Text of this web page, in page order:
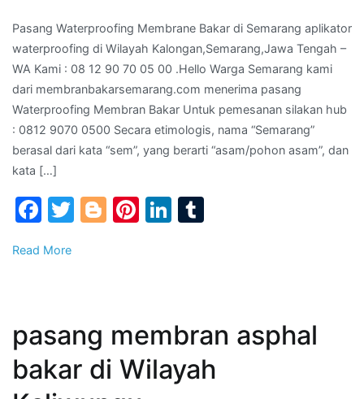
di
WA
Pasang Waterproofing Membrane Bakar di Semarang aplikator
waterproofing di Wilayah Kalongan,Semarang,Jawa Tengah –
WA Kami : 08 12 90 70 05 00 .Hello Warga Semarang kami
dari membranbakarsemarang.com menerima pasang
Waterproofing Membran Bakar Untuk pemesanan silakan hub
: 0812 9070 0500 Secara etimologis, nama “Semarang”
berasal dari kata “sem”, yang berarti “asam/pohon asam”, dan
kata […]
Facebook
Twitter
Blogger
Pinterest
LinkedIn
Read More
pasang membran asphal
bakar di Wilayah